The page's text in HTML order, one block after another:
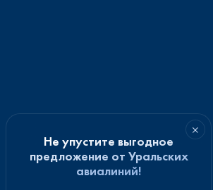
×
Не упустите выгодное
предложение от Уральских
авиалиний!